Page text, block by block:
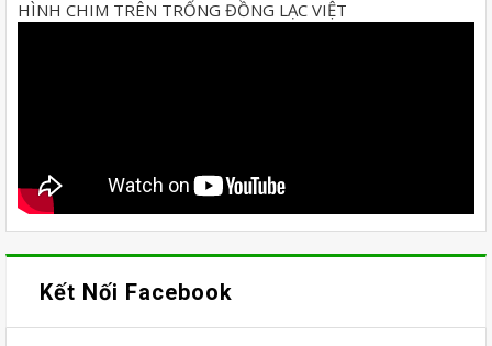
HÌNH CHIM TRÊN TRỐNG ĐỒNG LẠC VIỆT
Kết Nối Facebook